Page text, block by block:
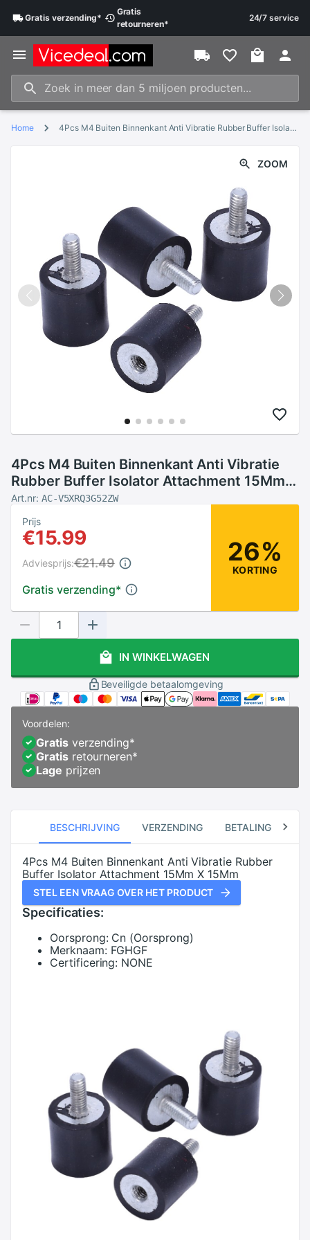
Gratisverzending*
Gratis
retourneren*
24/7 service
Home 4Pcs M4 Buiten Binnenkant Anti Vibratie Rubber Buffer Isolator Attachment 15Mm X 15Mm
ZOOM
4Pcs M4 Buiten Binnenkant Anti Vibratie
Rubber Buffer Isolator Attachment 15Mm X
15Mm
Art.nr: AC-V5XRQ3G52ZW
Prijs
€15.99
Gratis verzending*
Adviesprijs:€21.49 26%
KORTING
IN WINKELWAGEN
Beveiligde betaalomgeving
Voordelen:
Gratisverzending*
Gratisretourneren*
Lage prijzen
BESCHRIJVING VERZENDING BETALING
4Pcs M4 Buiten Binnenkant Anti Vibratie Rubber
Buffer Isolator Attachment 15Mm X 15Mm
STEL EEN VRAAG OVER HET PRODUCT
Specificaties:
Oorsprong: Cn (Oorsprong)
Merknaam: FGHGF
Certificering: NONE